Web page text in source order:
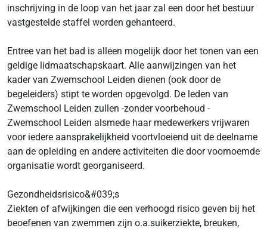
inschrijving in de loop van het jaar zal een door het bestuur
vastgestelde staffel worden gehanteerd.
Entree van het bad is alleen mogelijk door het tonen van een
geldige lidmaatschapskaart. Alle aanwijzingen van het
kader van Zwemschool Leiden dienen (ook door de
begeleiders) stipt te worden opgevolgd. De leden van
Zwemschool Leiden zullen -zonder voorbehoud -
Zwemschool Leiden alsmede haar medewerkers vrijwaren
voor iedere aansprakelijkheid voortvloeiend uit de deelname
aan de opleiding en andere activiteiten die door voornoemde
organisatie wordt georganiseerd.
Gezondheidsrisico&#039;s
Ziekten of afwijkingen die een verhoogd risico geven bij het
beoefenen van zwemmen zijn o.a.suikerziekte, breuken,